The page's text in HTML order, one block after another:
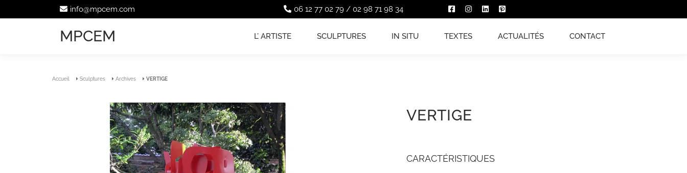
info@mpcem.com 06 12 77 02 79 / 02 98 71 98 34
MPCEM L’ ARTISTE SCULPTURES IN SITU TEXTES ACTUALITÉS CONTACT
Accueil Sculptures Archives VERTIGE
VERTIGE
CARACTÉRISTIQUES